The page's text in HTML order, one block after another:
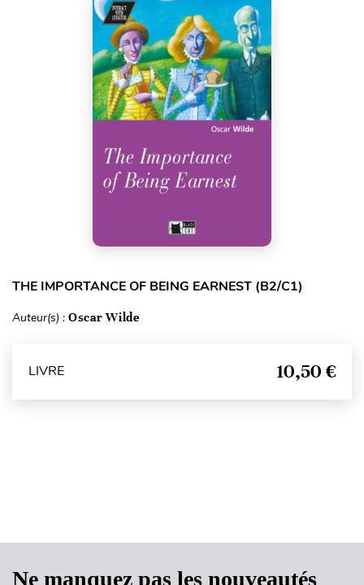
THE IMPORTANCE OF BEING EARNEST (B2/C1)
Auteur(s) : Oscar Wilde
LIVRE 10,50 €
Ne manquez pas les nouveautés